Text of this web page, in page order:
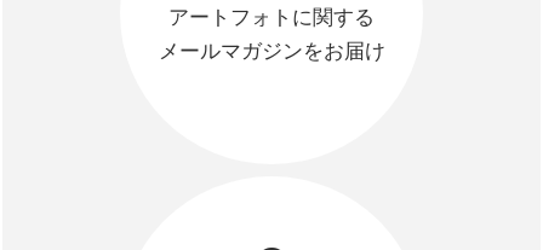
アートフォトに関する
メールマガジンをお届け